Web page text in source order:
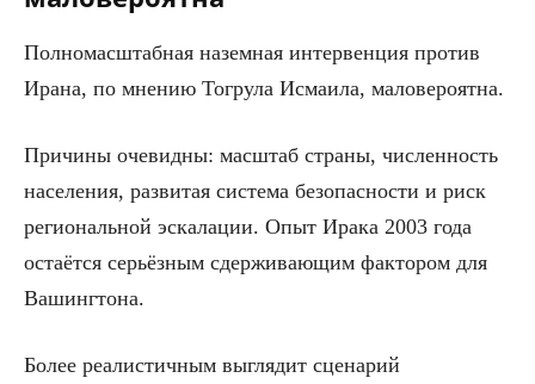
Полномасштабная наземная интервенция против
Ирана, по мнению Тогрула Исмаила, маловероятна.
Причины очевидны: масштаб страны, численность
населения, развитая система безопасности и риск
региональной эскалации. Опыт Ирака 2003 года
остаётся серьёзным сдерживающим фактором для
Вашингтона.
Более реалистичным выглядит сценарий